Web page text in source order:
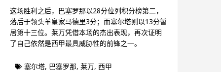
这场胜利之后，巴塞罗那以28分位列积分榜第二，
落后于领头羊皇家马德里3分；而塞尔塔则以13分暂
居第十三位。莱万凭借本场的杰出表现，再次证明
了自己依然是西甲最具威胁性的前锋之一。
塞尔塔, 巴塞罗那, 莱万, 西甲